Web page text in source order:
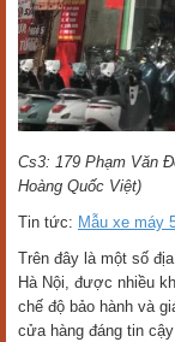
Cs3: 179 Phạm Văn
Hoàng Quốc Việt)
Tin tức: Mẫu xe máy
Trên đây là một số
Hà Nội, được nhiều
chế độ bảo hành và
cửa hàng đáng tin